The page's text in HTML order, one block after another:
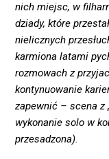
nich miejsc, w
dziady, które
nielicznych
karmiona latami
rozmowach z
kontynuowanie
zapewnić – scena z
wykonanie solo w
przesadzona).